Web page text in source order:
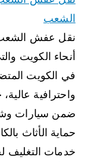
الشعب
نقل عفش
أنحاء الكويت
في الكويت
واحترافية
ضمن سيارات
حماية الأثاث
خدمات التغليف